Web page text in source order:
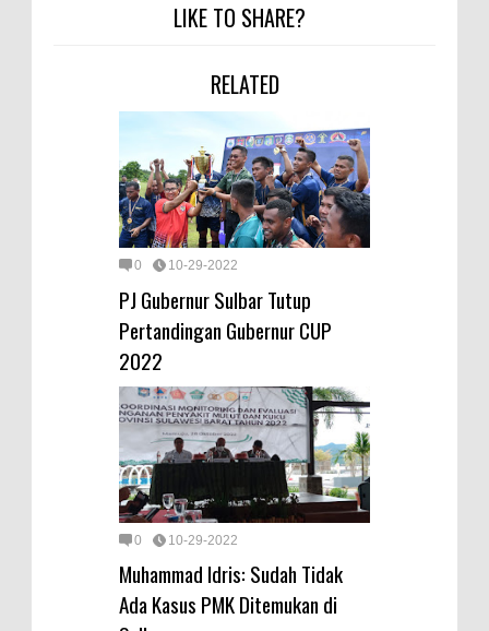
LIKE TO SHARE?
RELATED
0 10-29-2022
PJ Gubernur Sulbar Tutup
Pertandingan Gubernur CUP
2022
0 10-29-2022
Muhammad Idris: Sudah Tidak
Ada Kasus PMK Ditemukan di